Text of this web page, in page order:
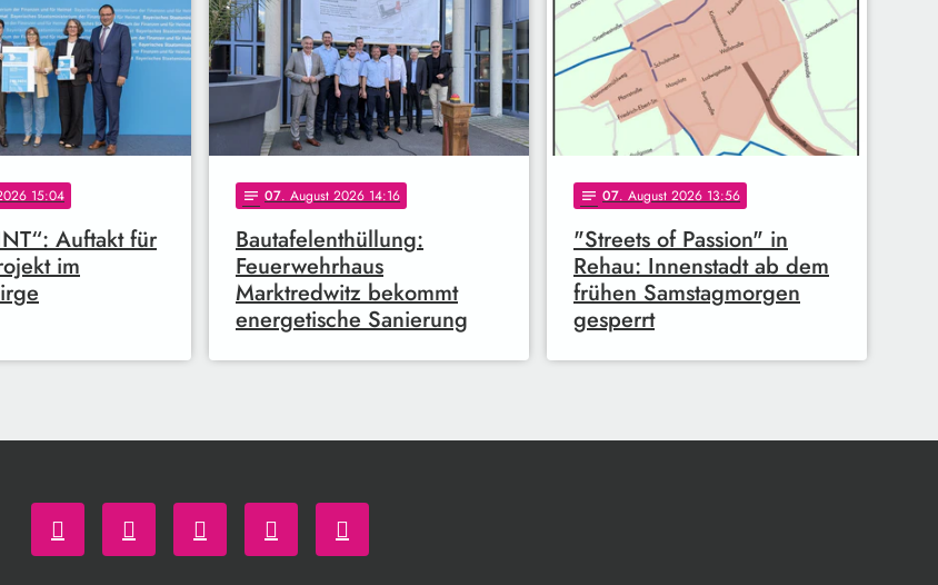
15:04
Auftakt für
im
notes 07. August 2026 14:16
Bautafelenthüllung:
Feuerwehrhaus
Marktredwitz bekommt
energetische Sanierung
notes 07. August 2026 13:56
"Streets of Passion" in
Rehau: Innenstadt ab dem
frühen Samstagmorgen
gesperrt